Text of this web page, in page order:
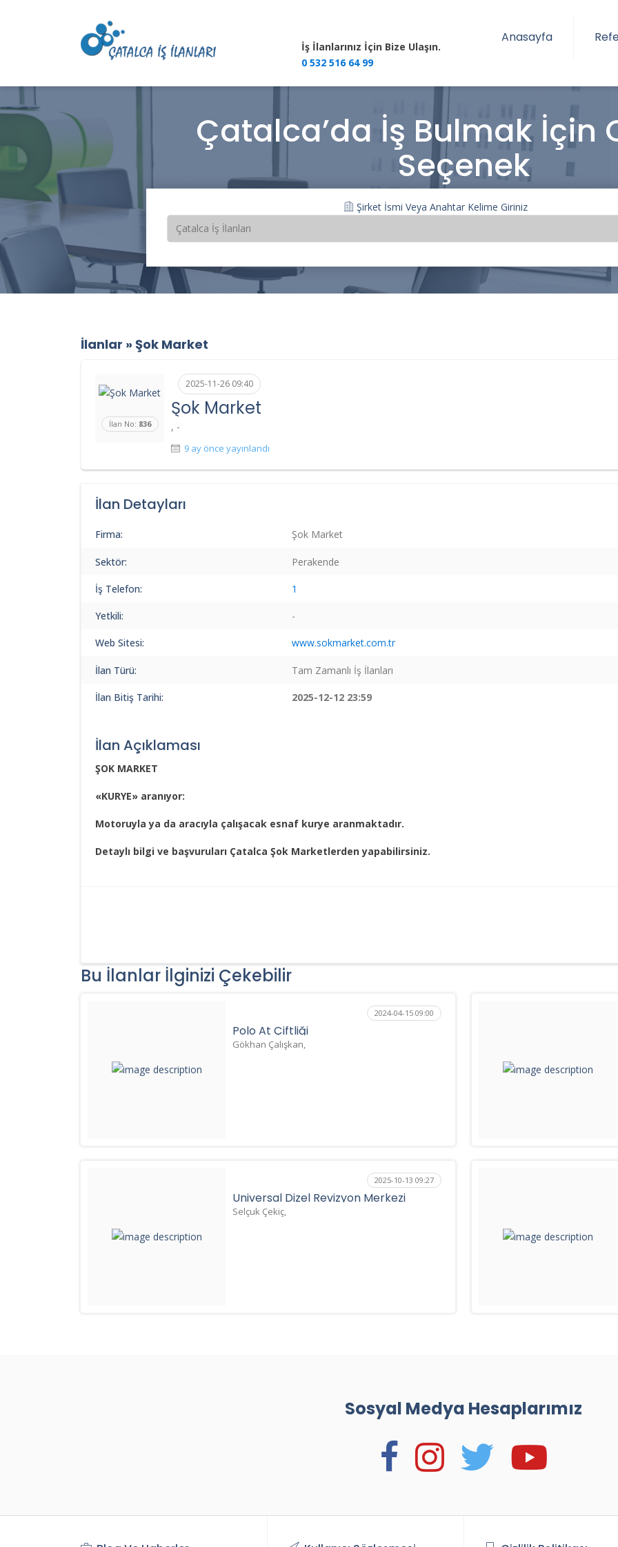
İş İlanlarınız İçin Bize Ulaşın.
0 532 516 64 99
Anasayfa
Çatalca’da İş Bulmak İçin
Seçenek
Şirket İsmi Veya Anahtar Kelime Giriniz
İlanlar » Şok Market
İlan No: 836
2025-11-26 09:40
Şok Market
, -
9 ay önce yayınlandı
İlan Detayları
Firma: Şok Market
Sektör: Perakende
İş Telefon: 1
Yetkili: -
Web Sitesi: www.sokmarket.com.tr
İlan Türü: Tam Zamanlı İş İlanları
İlan Bitiş Tarihi: 2025-12-12 23:59
İlan Açıklaması
ŞOK MARKET
«KURYE» aranıyor:
Motoruyla ya da aracıyla çalışacak esnaf kurye aranmaktadır.
Detaylı bilgi ve başvuruları Çatalca Şok Marketlerden yapabilirsiniz.
Bu İlanlar İlginizi Çekebilir
2024-04-15 09:00
Polo At Çiftliği
Gökhan Çalışkan,
2025-10-13 09:27
Üniversal Dizel Revizyon Merkezi
Selçuk Çekiç,
Sosyal Medya Hesaplarımız